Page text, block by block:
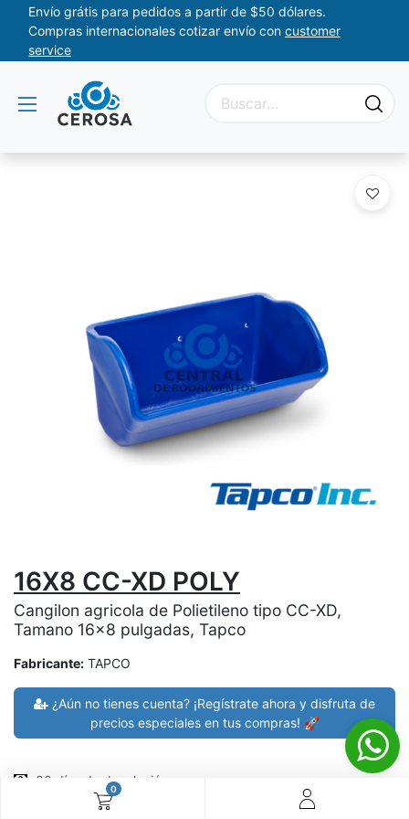
0
Envío grátis para pedidos a partir de $50 dólares.
Compras internacionales cotizar envío con customer
service
16X8 CC-XD POLY
Cangilon agricola de Polietileno tipo CC-XD,
Tamano 16x8 pulgadas, Tapco
Fabricante: TAPCO
¿Aún no tienes cuenta? ¡Regístrate ahora y disfruta de
precios especiales en tus compras! 🚀
30 días de devolución
devoluciones en 7 días